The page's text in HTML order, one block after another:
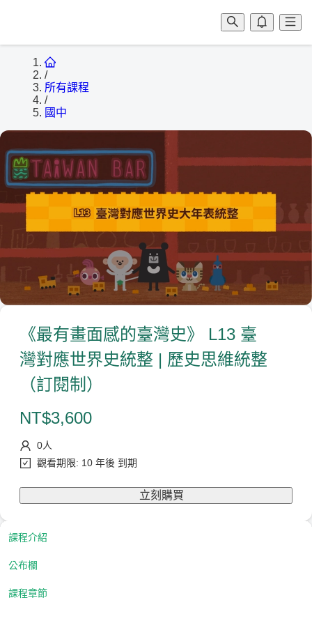
/
所有課程
/
國中
課程介紹
公布欄
課程章節
《最有畫面感的臺灣史》 L13 臺
灣對應世界史統整 | 歷史思維統整
（訂閱制）
NT$3,600
0人
觀看期限: 10 年後 到期
立刻購買